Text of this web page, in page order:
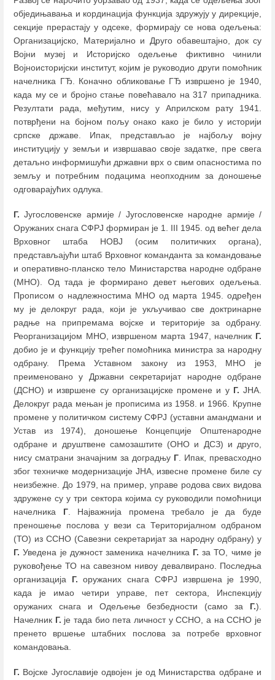
обједињавања и кординација функција здружују у дирекције,
секције прерастају у одсеке, формирају се нова одељења:
Организацијско, Материјално и Друго обавештајно, док су
Војни музеј и Историјско одељење фиктивно чинили
Војноисторијски институт, којим је руководио други помоћник
начелника ГЂ. Коначно обликовање ГЂ извршено је 1940,
када му се и бројно стање повећавало на 317 припадника.
Резултати рада, међутим, нису у Априлском рату 1941.
потврђени на бојном пољу онако како је било у историји
српске државе. Ипак, представљао је најбољу војну
институцију у земљи и извршавао своје задатке, пре свега
детаљно информишући државни врх о свим опасностима по
земљу и потребним подацима неопходним за доношење
одговарајућих одлука.
Г. Југословенске армије / Југословенске народне армије /
Оружаних снага СФРЈ формиран је 1. III 1945. од већег дела
Врховног штаба НОВЈ (осим политичких органа),
представљајући штаб Врховног команданта за командовање
и оперативно-планско тело Министарства народне одбране
(МНО). Од тада је формирано девет његових одељења.
Прописом о надлежностима МНО од марта 1945. одређен
му је делокруг рада, који је укључивао све доктринарне
радње на припремама војске и територије за одбрану.
Реорганизацијом МНО, извршеном марта 1947, начелник Г.
добио је и функцију трећег помоћника министра за народну
одбрану. Према Уставном закону из 1953, МНО је
преименовано у Државни секретаријат народне одбране
(ДСНО) и извршене су организацијске промене и у Г. ЈНА.
Делокруг рада мењан је прописима из 1958. и 1966. Крупне
промене у политичком систему СФРЈ (уставни амандмани и
Устав из 1974), доношење Концепције Општенародне
одбране и друштвене самозаштите (ОНО и ДСЗ) и друго,
нису сматрани значајним за доградњу Г . Ипак, превасходно
због техничке модернизације ЈНА, извесне промене биле су
неизбежне. До 1979, на пример, управе родова свих видова
здружене су у три сектора којима су руководили помоћници
начелника Г. Најважнија промена требало је да буде
преношење послова у вези са Територијалном одбраном
(ТО) из ССНО (Савезни секретаријат за народну одбрану) у
Г. Уведена је дужност заменика начелника Г. за ТО, чиме је
руковођење ТО на савезном нивоу девалвирано. Последња
организација Г. оружаних снага СФРЈ извршена је 1990,
када је имао четири управе, пет сектора, Инспекцију
оружаних снага и Одељење безбедности (само за Г.).
Начелник Г. је тада био пета личност у ССНО, а на ССНО је
пренето вршење штабних послова за потребе врховног
командовања.
Г. Војске Југославије одвојен је од Министарства одбране и